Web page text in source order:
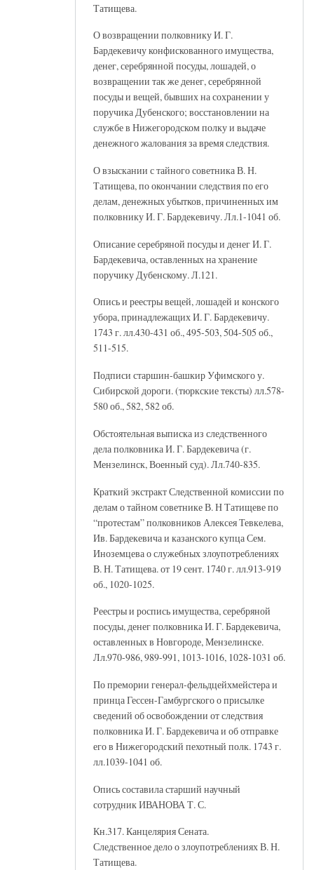
Татищева.
О возвращении полковнику И. Г.
Бардекевичу конфискованного имущества,
денег, серебрянной посуды, лошадей, о
возвращении так же денег, серебрянной
посуды и вещей, бывших на сохранении у
поручика Дубенского; восстановлении на
службе в Нижегородском полку и выдаче
денежного жалования за время следствия.
О взыскании с тайного советника В. Н.
Татищева, по окончании следствия по его
делам, денежных убытков, причиненных им
полковнику И. Г. Бардекевичу. Лл.1-1041 об.
Описание серебряной посуды и денег И. Г.
Бардекевича, оставленных на хранение
поручику Дубенскому. Л.121.
Опись и реестры вещей, лошадей и конского
убора, принадлежащих И. Г. Бардекевичу.
1743 г. лл.430-431 об., 495-503, 504-505 об.,
511-515.
Подписи старшин-башкир Уфимского у.
Сибирской дороги. (тюркские тексты) лл.578-
580 об., 582, 582 об.
Обстоятельная выписка из следственного
дела полковника И. Г. Бардекевича (г.
Мензелинск, Военный суд). Лл.740-835.
Краткий экстракт Следственной комиссии по
делам о тайном советнике В. Н Татищеве по
“протестам” полковников Алексея Тевкелева,
Ив. Бардекевича и казанского купца Сем.
Иноземцева о служебных злоупотреблениях
В. Н. Татищева. от 19 сент. 1740 г. лл.913-919
об., 1020-1025.
Реестры и роспись имущества, серебряной
посуды, денег полковника И. Г. Бардекевича,
оставленных в Новгороде, Мензелинске.
Лл.970-986, 989-991, 1013-1016, 1028-1031 об.
По премории генерал-фельдцейхмейстера и
принца Гессен-Гамбургского о присылке
сведений об освобождении от следствия
полковника И. Г. Бардекевича и об отправке
его в Нижегородский пехотный полк. 1743 г.
лл.1039-1041 об.
Опись составила старший научный
сотрудник ИВАНОВА Т. С.
Кн.317. Канцелярия Сената.
Следственное дело о злоупотреблениях В. Н.
Татищева.